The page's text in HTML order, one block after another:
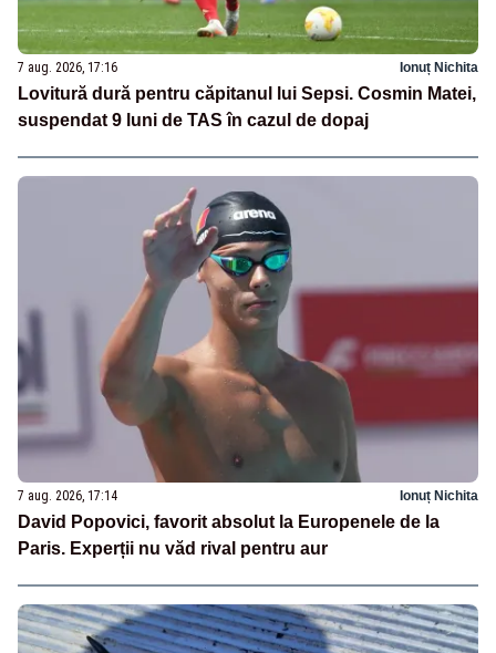
7 aug. 2026, 17:16 Ionuț Nichita
Lovitură dură pentru căpitanul lui Sepsi. Cosmin Matei,
suspendat 9 luni de TAS în cazul de dopaj
7 aug. 2026, 17:14 Ionuț Nichita
David Popovici, favorit absolut la Europenele de la
Paris. Experții nu văd rival pentru aur